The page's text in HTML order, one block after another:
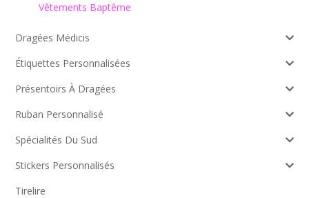
Vêtements Baptême
Dragées Médicis
Étiquettes Personnalisées
Présentoirs À Dragées
Ruban Personnalisé
Spécialités Du Sud
Stickers Personnalisés
Tirelire